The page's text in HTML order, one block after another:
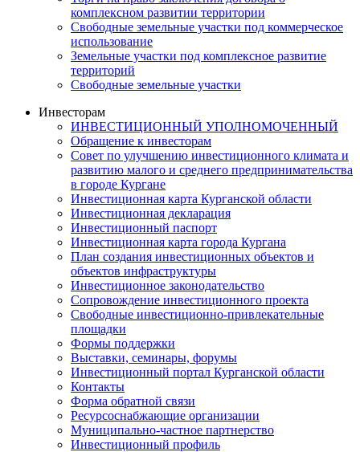
комплексном развитии территории
Свободные земельные участки под коммерческое
использование
Земельные участки под комплексное развитие
территорий
Свободные земельные участки
Инвесторам
ИНВЕСТИЦИОННЫЙ УПОЛНОМОЧЕННЫЙ
Обращение к инвесторам
Совет по улучшению инвестиционного климата и
развитию малого и среднего предпринимательства
в городе Кургане
Инвестиционная карта Курганской области
Инвестиционная декларация
Инвестиционный паспорт
Инвестиционная карта города Кургана
План создания инвестиционных объектов и
объектов инфраструктуры
Инвестиционное законодательство
Сопровождение инвестиционного проекта
Свободные инвестиционно-привлекательные
площадки
Формы поддержки
Выставки, семинары, форумы
Инвестиционный портал Курганской области
Контакты
Форма обратной связи
Ресурсоснабжающие организации
Муниципально-частное партнерство
Инвестиционный профиль